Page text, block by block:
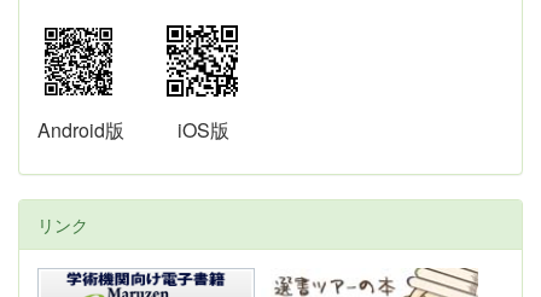
Android版 iOS版
リンク